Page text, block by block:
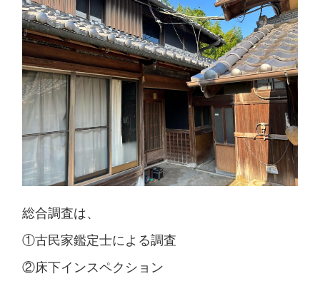
総合調査は、
①古民家鑑定士による調査
②床下インスペクション